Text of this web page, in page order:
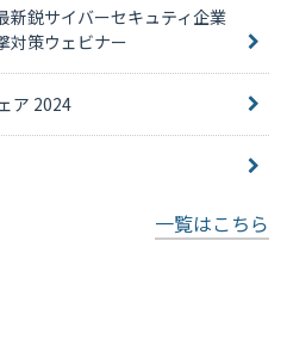
新鋭サイバーセキュティ企業
対策ウェビナー
ア 2024
一覧はこちら